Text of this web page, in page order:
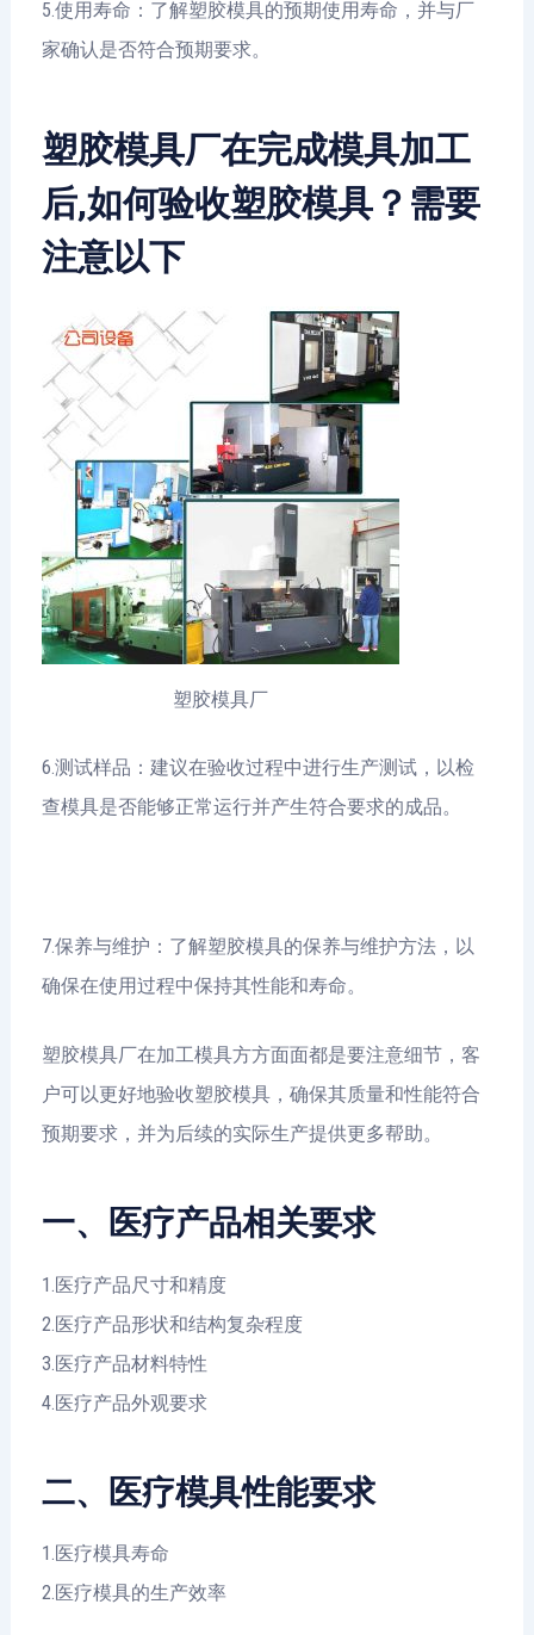
5.使用寿命：了解塑胶模具的预期使用寿命，并与厂
家确认是否符合预期要求。
塑胶模具厂在完成模具加工
后,如何验收塑胶模具？需要
注意以下
塑胶模具厂
6.测试样品：建议在验收过程中进行生产测试，以检
查模具是否能够正常运行并产生符合要求的成品。
7.保养与维护：了解塑胶模具的保养与维护方法，以
确保在使用过程中保持其性能和寿命。
塑胶模具厂在加工模具方方面面都是要注意细节，客
户可以更好地验收塑胶模具，确保其质量和性能符合
预期要求，并为后续的实际生产提供更多帮助。
一、医疗产品相关要求
1.医疗产品尺寸和精度
2.医疗产品形状和结构复杂程度
3.医疗产品材料特性
4.医疗产品外观要求
二、医疗模具性能要求
1.医疗模具寿命
2.医疗模具的生产效率